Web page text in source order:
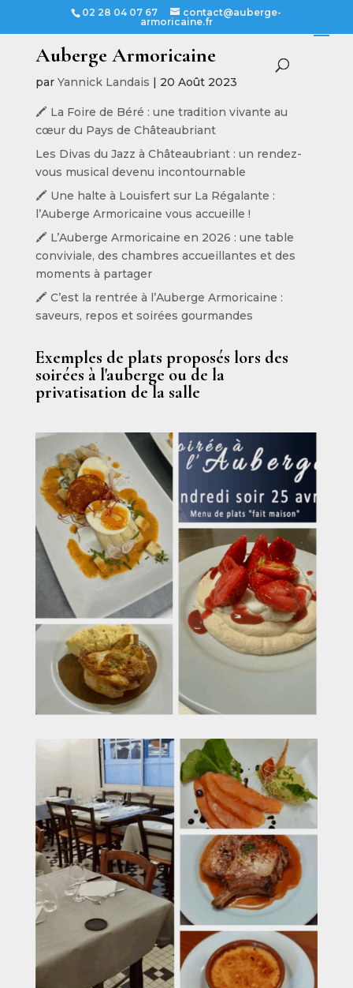
02 28 04 07 67
contact@auberge-
armoricaine.fr
Auberge Armoricaine
par Yannick Landais | 20 Août 2023
🖍️ La Foire de Béré : une tradition vivante au
cœur du Pays de Châteaubriant
Les Divas du Jazz à Châteaubriant : un rendez-
vous musical devenu incontournable
🖍️ Une halte à Louisfert sur La Régalante :
l’Auberge Armoricaine vous accueille !
🖍️ L’Auberge Armoricaine en 2026 : une table
conviviale, des chambres accueillantes et des
moments à partager
🖍️ C’est la rentrée à l’Auberge Armoricaine :
saveurs, repos et soirées gourmandes
Exemples de plats proposés lors des
soirées à l'auberge ou de la
privatisation de la salle